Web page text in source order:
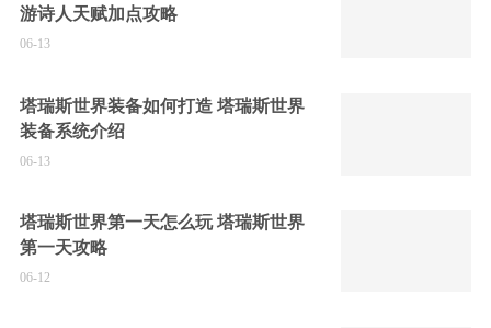
游诗人天赋加点攻略
06-13
塔瑞斯世界装备如何打造 塔瑞斯世界
装备系统介绍
06-13
塔瑞斯世界第一天怎么玩 塔瑞斯世界
第一天攻略
06-12